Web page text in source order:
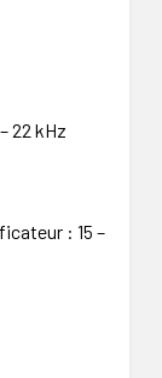
22 kHz
: 15 –